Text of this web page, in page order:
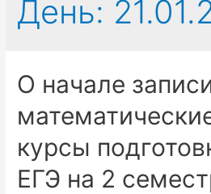
День:
О начале
курсы
ЕГЭ на 2